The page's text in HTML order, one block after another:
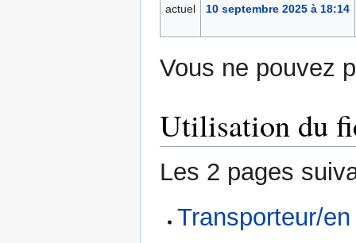
actuel
10 septembre 2025 à 18:14
Vous ne pouvez
Utilisation du
Les 2 pages
Transporteur/en